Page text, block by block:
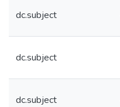
dc.subject
dc.subject
dc.subject